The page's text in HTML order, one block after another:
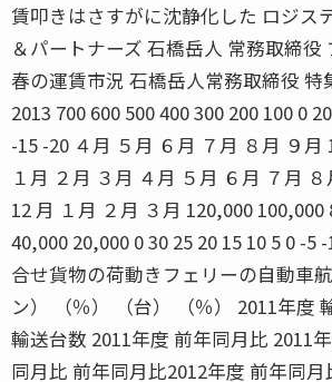
賃叩きはさすがに沈静化した ロジス
＆パートナーズ 石橋岳人 常務取締役
春の運賃市況 石橋岳人常務取締役
2013 700 600 500 400 300 200 100 0
-15 -20 ４月 ５月 ６月 ７月 ８月 ９月
１月 ２月 ３月 ４月 ５月 ６月 ７月 ８
12 月 １月 ２月 ３月 120,000 100,000
40,000 20,000 0 30 25 20 15 10 5 0 -5
合せ貨物の荷動きフェリーの自動車
ン） （％） （台） （％） 2011年度
輸送台数 2011年度 前年同月比 2011
同月比 前年同月比2012年度 前年同月